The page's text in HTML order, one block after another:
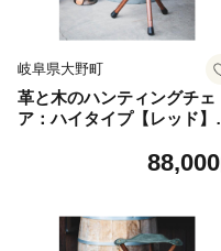
岐阜県大野町
革と木のハンティングチェ
ア：ハイタイプ【レッド】
タリアンレザー】88,000